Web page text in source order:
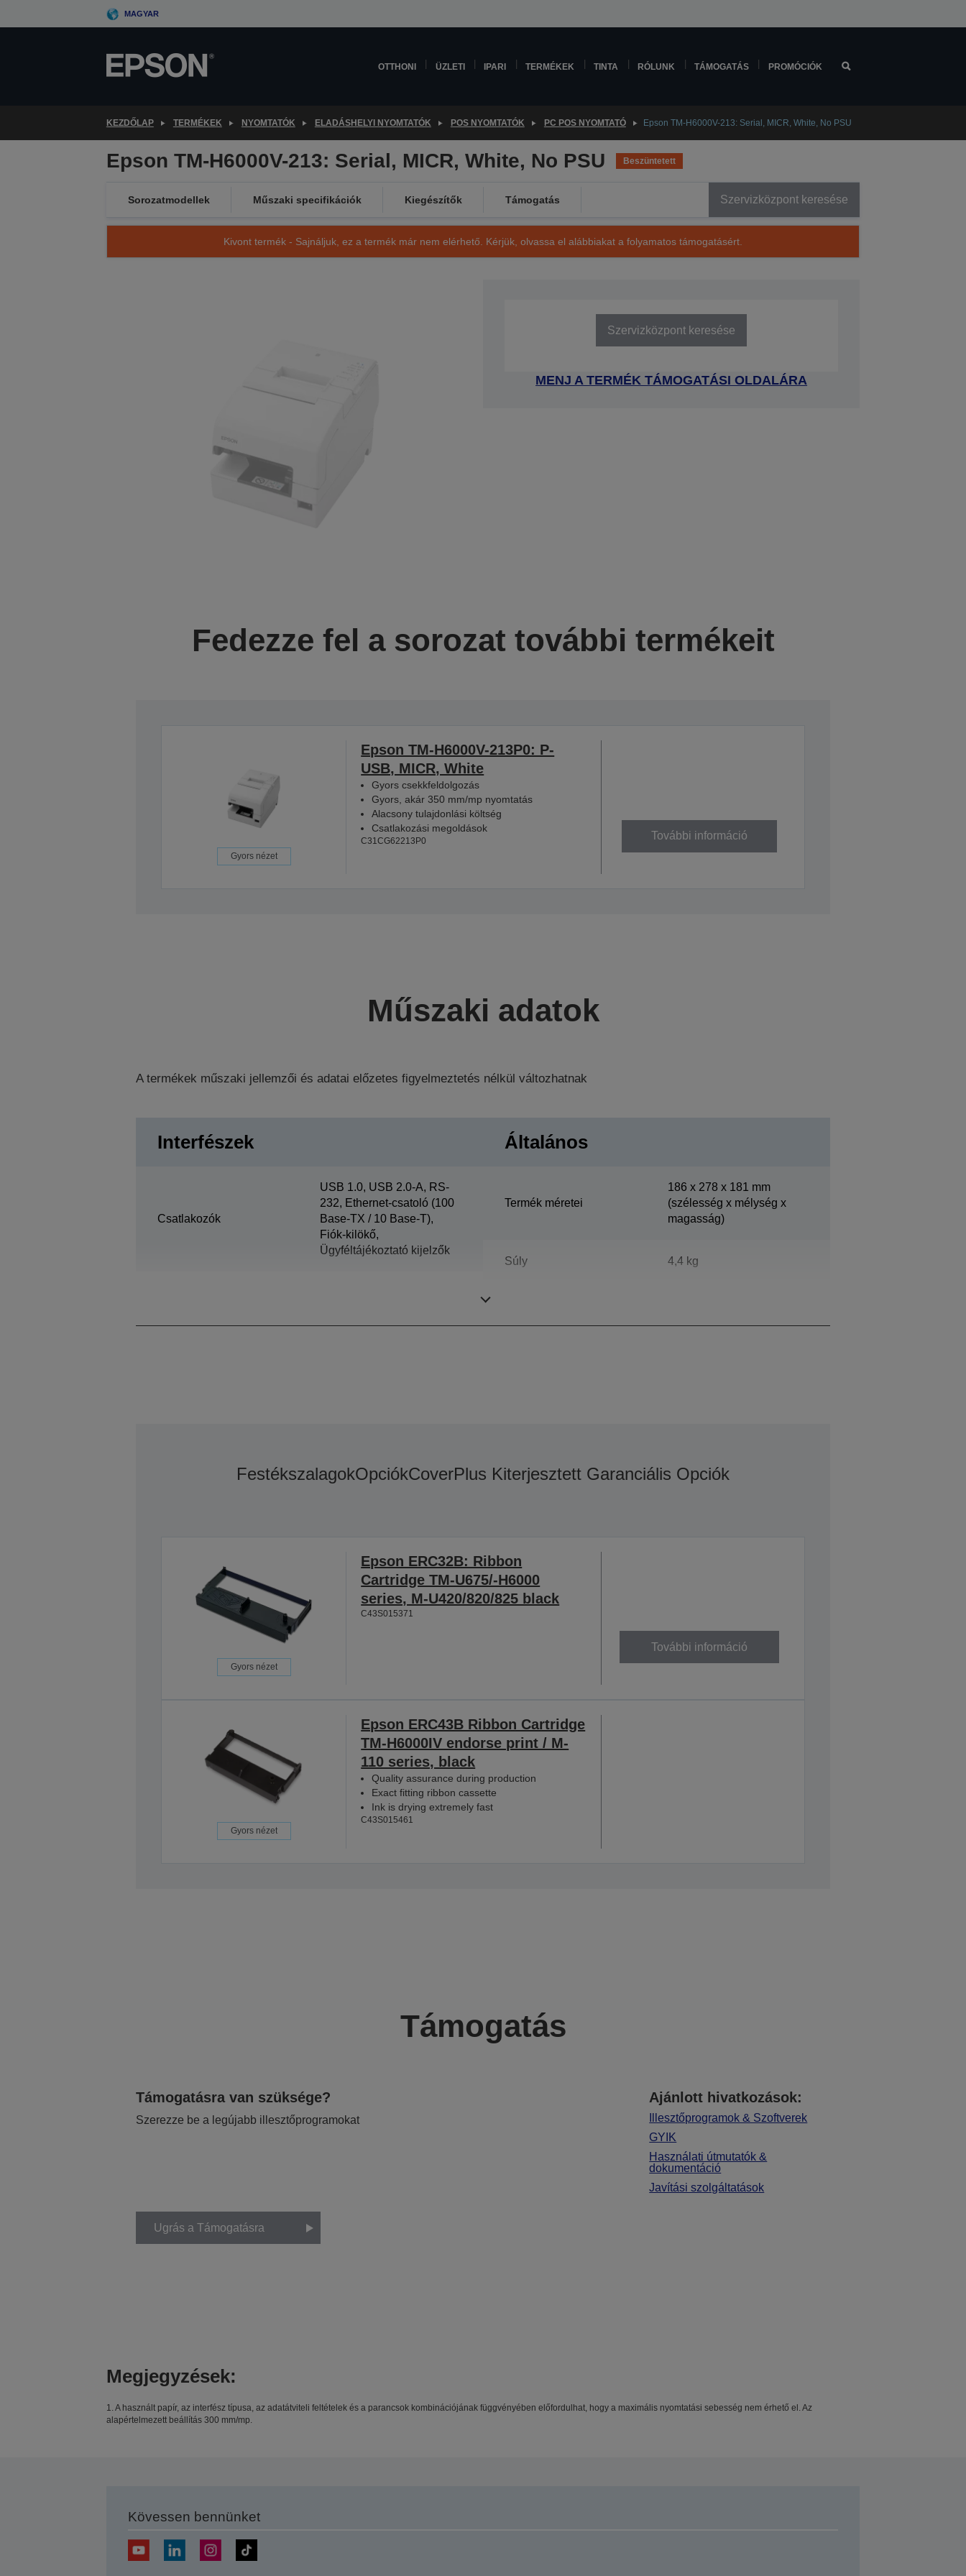
to
MAGYAR
OTTHONI ÜZLETI IPARI TERMÉKEK TINTA RÓLUNK TÁMOGATÁS PROMÓCIÓK
KEZDŐLAP TERMÉKEK NYOMTATÓK ELADÁSHELYI NYOMTATÓK POS NYOMTATÓK PC POS NYOMTATÓ Epson TM-H6000V-213: Serial, MICR, White, No PSU
Epson TM-H6000V-213: Serial, MICR, White, No PSU Beszüntetett
Sorozatmodellek Műszaki specifikációk Kiegészítők Támogatás Szervizközpont keresése
Kivont termék - Sajnáljuk, ez a termék már nem elérhető. Kérjük, olvassa el alábbiakat a folyamatos támogatásért.
Szervizközpont keresése
MENJ A TERMÉK TÁMOGATÁSI OLDALÁRA
Fedezze fel a sorozat további termékeit
Gyors nézet
Epson TM-H6000V-213P0: P-
USB, MICR, White
Gyors csekkfeldolgozás
Gyors, akár 350 mm/mp nyomtatás
Alacsony tulajdonlási költség
Csatlakozási megoldások
C31CG62213P0 További információ
Műszaki adatok
A termékek műszaki jellemzői és adatai előzetes figyelmeztetés nélkül változhatnak
Interfészek
Csatlakozók
USB 1.0, USB 2.0-A, RS-
232, Ethernet-csatoló (100
Base-TX / 10 Base-T),
Fiók-kilökő,
Ügyféltájékoztató kijelzők
Általános
Termék méretei
186‎ x 278 x 181 mm
(szélesség x mélység x
magasság)
Súly 4,4 kg
FestékszalagokOpciókCoverPlus Kiterjesztett Garanciális Opciók
Gyors nézet
Epson ERC32B: Ribbon
Cartridge TM-U675/-H6000
series, M-U420/820/825 black
C43S015371
További információ
Gyors nézet
Epson ERC43B Ribbon Cartridge
TM-H6000IV endorse print / M-
110 series, black
Quality assurance during production
Exact fitting ribbon cassette
Ink is drying extremely fast
C43S015461
Támogatás
Támogatásra van szüksége?
Szerezze be a legújabb illesztőprogramokat
Ajánlott hivatkozások:
Illesztőprogramok & Szoftverek
GYIK
Használati útmutatók &
dokumentáció
Javítási szolgáltatások
Ugrás a Támogatásra
Megjegyzések:
1. A használt papír, az interfész típusa, az adatátviteli feltételek és a parancsok kombinációjának függvényében előfordulhat, hogy a maximális nyomtatási sebesség nem érhető el. Az
alapértelmezett beállítás 300 mm/mp.
Kövessen bennünket